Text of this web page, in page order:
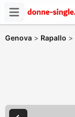
Genova > Rapallo >